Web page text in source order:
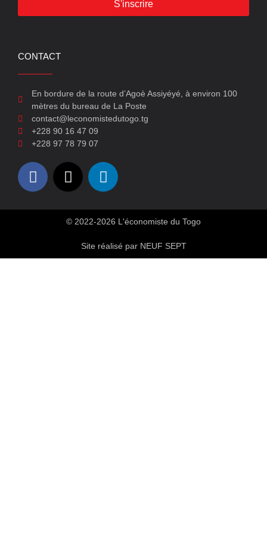
S'inscrire
CONTACT
En bordure de la route d’Agoè Assiyéyé, à environ 100
mètres du bureau de La Poste
contact@leconomistedutogo.tg
+228 90 16 47 09
+228 97 78 79 07
© 2022-2026 L'économiste du Togo
Site réalisé par NEUF SEPT